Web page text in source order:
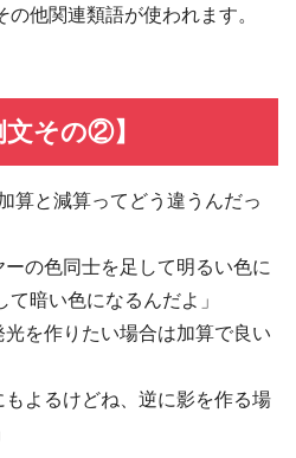
他関連類語が使われます。
その②】
算と減算ってどう違うんだっ
の色同士を足して明るい色に
暗い色になるんだよ」
を作りたい場合は加算で良い
よるけどね、逆に影を作る場